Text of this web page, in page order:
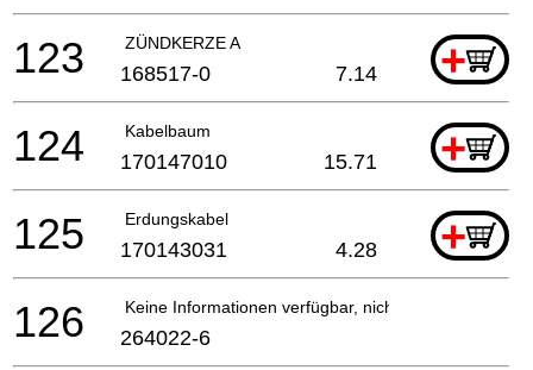
ZÜNDKERZE A +
123 168517-0 7.14
Kabelbaum +
124 170147010 15.71
Erdungskabel +
125 170143031 4.28
Keine Informationen verfügbar, nicht bestellbar
126 264022-6